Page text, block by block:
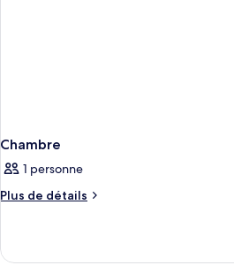
Chambre
1 personne
Plus de détails
Plus
Chambre